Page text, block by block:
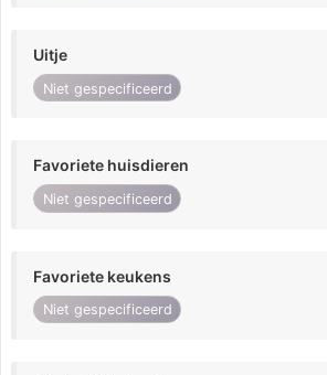
Uitje
Niet gespecificeerd
Favoriete huisdieren
Niet gespecificeerd
Favoriete keukens
Niet gespecificeerd